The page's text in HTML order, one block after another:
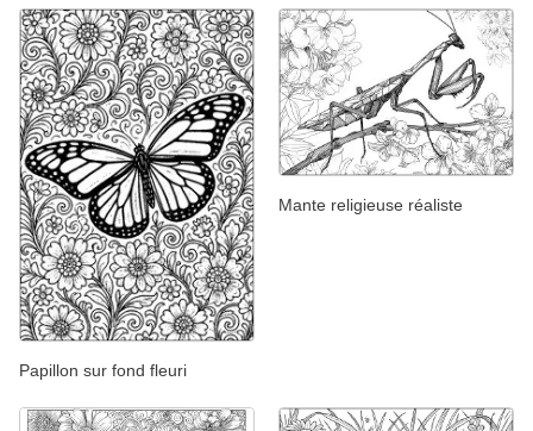
Papillon sur fond fleuri
Mante religieuse réaliste